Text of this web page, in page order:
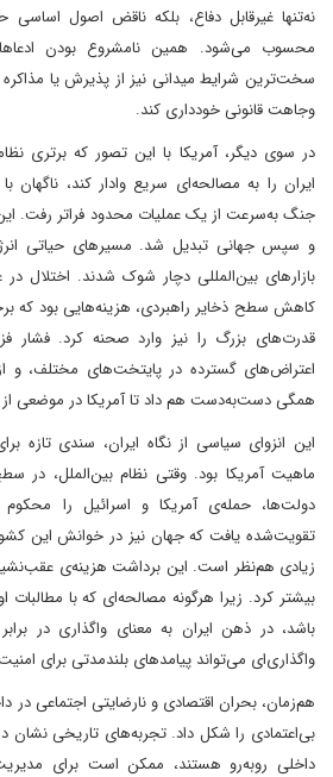
نه‌تنها غیرقابل دفاع، بلکه ناقض اصول
محسوب می‌شود. همین نامشروع بودن
سخت‌ترین شرایط میدانی نیز از پذیرش یا مذاکره
وجاهت قانونی خودداری کند.
در سوی دیگر، آمریکا با این تصور که برتری
ایران را به مصالحه‌ای سریع وادار کند، ناگهان
جنگ به‌سرعت از یک عملیات محدود فراتر رفت.
و سپس جهانی تبدیل شد. مسیرهای حیاتی
بازارهای بین‌المللی دچار شوک شدند. اختلال
کاهش سطح ذخایر راهبردی، هزینه‌هایی بود که
قدرت‌های بزرگ را نیز وارد صحنه کرد. فشار
اعتراض‌های گسترده در پایتخت‌های مختلف، و
همگی دست‌به‌دست هم داد تا آمریکا در موضعی از
این انزوای سیاسی از نگاه ایران، سندی تازه
ماهیت آمریکا بود. وقتی نظام بین‌الملل، در
دولت‌ها، حمله‌ی آمریکا و اسرائیل را محکوم
تقویت‌شده یافت که جهان نیز در خوانش این
زیادی هم‌نظر است. این برداشت هزینه‌ی
بیشتر کرد. زیرا هرگونه مصالحه‌ای که با مطالبات
باشد، در ذهن ایران به معنای واگذاری در
واگذاری‌ای می‌تواند پیامدهای بلندمدتی برای
هم‌زمان، بحران اقتصادی و نارضایتی اجتماعی در
بی‌اعتمادی را شکل داد. تجربه‌های تاریخی نشان
داخلی روبه‌رو هستند، ممکن است برای